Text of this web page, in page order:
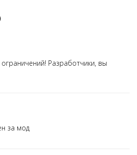
Разработчики, вы
за мод